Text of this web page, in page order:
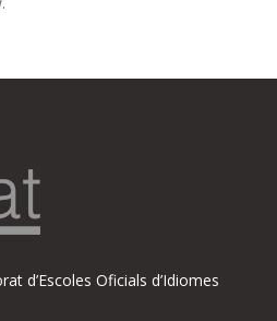
d’Escoles Oficials d’Idiomes